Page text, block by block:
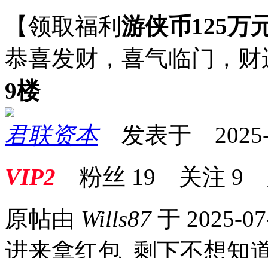
【领取福利 游侠币125万
恭喜发财，喜气临门，财
9楼
君联资本发表于 2025-
VIP2 粉丝 19 关注 9
原帖由 Wills87 于 2025-
进来拿红包 剩下不想知